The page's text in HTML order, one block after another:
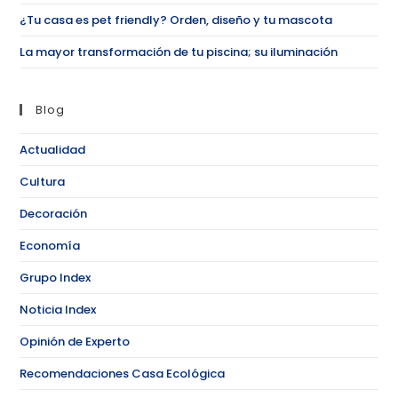
¿Tu casa es pet friendly? Orden, diseño y tu mascota
La mayor transformación de tu piscina; su iluminación
Blog
Actualidad
Cultura
Decoración
Economía
Grupo Index
Noticia Index
Opinión de Experto
Recomendaciones Casa Ecológica